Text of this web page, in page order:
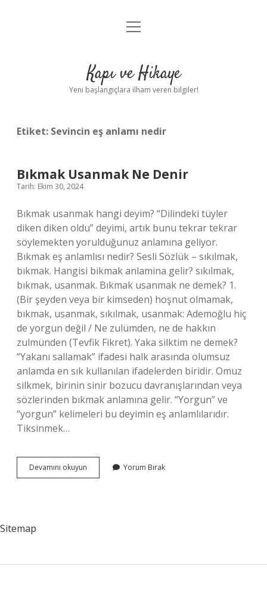
Anasayfa
Yasal Uyarı
menüyü
Kapı ve Hikaye
Yeni başlangıçlara ilham veren bilgiler!
Etiket: Sevincin eş anlamı nedir
Bıkmak Usanmak Ne Denir
Tarih: Ekim 30, 2024
Bıkmak usanmak hangi deyim? “Dilindeki tüyler
diken diken oldu” deyimi, artık bunu tekrar tekrar
söylemekten yorulduğunuz anlamına geliyor.
Bıkmak eş anlamlısı nedir? Sesli Sözlük – sıkılmak,
bıkmak. Hangisi bikmak anlamina gelir? sıkılmak,
bıkmak, usanmak. Bıkmak usanmak ne demek? 1.
(Bir şeyden veya bir kimseden) hoşnut olmamak,
bıkmak, usanmak, sıkılmak, usanmak: Ademoğlu hiç
de yorgun değil / Ne zulümden, ne de hakkın
zulmünden (Tevfik Fikret). Yaka silktim ne demek?
“Yakanı sallamak” ifadesi halk arasında olumsuz
anlamda en sık kullanılan ifadelerden biridir. Omuz
silkmek, birinin sinir bozucu davranışlarından veya
sözlerinden bıkmak anlamına gelir. “Yorgun” ve
“yorgun” kelimeleri bu deyimin eş anlamlılarıdır.
Tiksinmek…
Devamını okuyun
Usanmak
Yorum Bırak
Sitemap